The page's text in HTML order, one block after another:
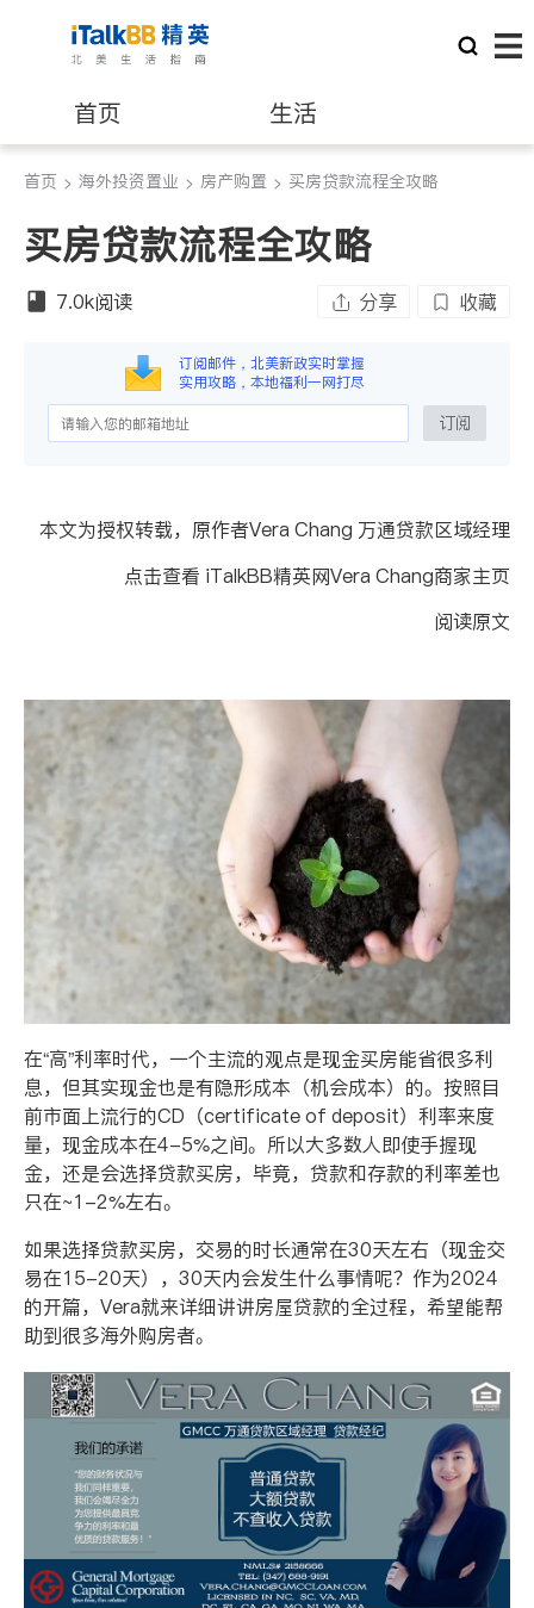
首页 生活
医生 律师
保险理财 房地产租售
养老 非盈利组织
首页 > 海外投资置业 > 房产购置 > 买房贷款流程全攻略
买房贷款流程全攻略
7.0k阅读 分享 收藏
订阅邮件，北美新政实时掌握
实用攻略，本地福利一网打尽
订阅
本文为授权转载，原作者Vera Chang 万通贷款区域经理
点击查看 iTalkBB精英网Vera Chang商家主页
阅读原文
在“高”利率时代，一个主流的观点是现金买房能省很多利
息，但其实现金也是有隐形成本（机会成本）的。按照目
前市面上流行的CD （certificate of deposit）利率来度
量，现金成本在4-5%之间。所以大多数人即使手握现
金，还是会选择贷款买房，毕竟，贷款和存款的利率差也
只在~1-2%左右。
如果选择贷款买房，交易的时长通常在30天左右（现金交
易在15-20天）， 30天内会发生什么事情呢？作为2024
的开篇， Vera就来详细讲讲房屋贷款的全过程，希望能帮
助到很多海外购房者。